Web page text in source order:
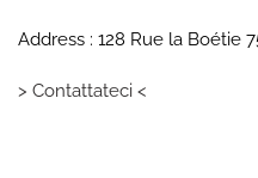
Address : 128 Rue la Boétie
> Contattateci <